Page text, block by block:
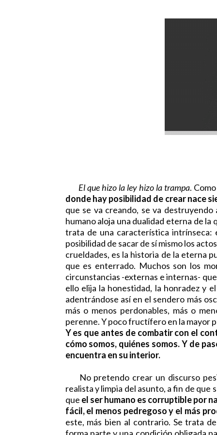
El que hizo la ley hizo la trampa.
donde hay posibilidad de crear nace
que se va creando, se va
humano aloja una dualidad eterna de
trata de una característica intrínseca:
posibilidad de sacar de sí mismo los
crueldades, es la historia de la eterna
que es enterrado. Muchos son los
circunstancias -externas e internas-
ello elija la honestidad, la honradez y
adentrándose así en el sendero más
más o menos perdonables, más o
perenne. Y poco fructífero en la mayor
Y es que antes de combatir con el
cómo somos, quiénes somos. Y de
encuentra en su interior.
No pretendo crear un discurso
realista y limpia del asunto, a fin de que
que el ser humano es corruptible por
fácil, el menos pedregoso y el más
este, más bien al contrario. Se trata